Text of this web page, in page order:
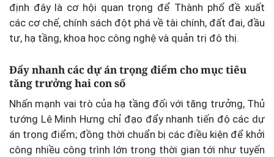
định đây là cơ hội quan trọng để Thành phố đề xuất
các cơ chế, chính sách đột phá về tài chính, đất đai, đầu
tư, hạ tầng, khoa học công nghệ và quản trị đô thị.
Đẩy nhanh các dự án trọng điểm cho mục tiêu
tăng trưởng hai con số
Nhấn mạnh vai trò của hạ tầng đối với tăng trưởng, Thủ
tướng Lê Minh Hưng chỉ đạo đẩy nhanh tiến độ các dự
án trọng điểm; đồng thời chuẩn bị các điều kiện để khởi
công nhiều công trình lớn trong thời gian tới như tuyến